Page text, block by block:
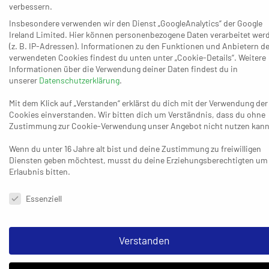
Aldekerk glatt mit 36:24 für sich entschied. Nun tritt die
Mannschaft des Trainergespanns Filip Lazarov/Alexander
Oelze als Zwölfter beim direkten Tabellen-Nachbarn Homburg
an (13.) und könnte hier durch einen weiteren Erfolg mit einer
gehen. Für Ratingen dürfte die Dreier-Serie in Homburg, am 13.
April gegen den TuS Dansenberg und am 19. April bei den
Panthern entscheidende Weichen stellen – in die eine oder in
die andere Richtung. Anschließend bekommt es Interaktiv
noch dreimal mit Konkurrenz aus der oberen Hälfte zu tun
Friesenheim-Hochdorf II. Derzeit sieht es in der Summe eher
Schicksal komplett in der eigenen Hand hat und eben nicht auf
fremde Hilfe angewiesen ist.
Der Longericher SC könnte als Sechster (24:22) im Grunde fast
verbessern.
Insbesondere verwenden wir den Dienst „GoogleAnalytics“ der Google
Ireland Limited. Hier können personenbezogene Daten verarbeitet
(z. B. IP-Adressen). Informationen zu den Funktionen und Anbietern
verwendeten Cookies findest du unten unter „Cookie-Details“. Weitere
Informationen über die Verwendung deiner Daten findest du in
unserer Datenschutzerklärung.
Mit dem Klick auf „Verstanden“ erklärst du dich mit der Verwendung der
Cookies einverstanden. Wir bitten dich um Verständnis, dass du ohne
Zustimmung zur Cookie-Verwendung unser Angebot nicht nutzen
Wenn du unter 16 Jahre alt bist und deine Zustimmung zu freiwilligen
Diensten geben möchtest, musst du deine Erziehungsberechtigten um
Erlaubnis bitten.
Datenschutzeinstellungen & Nutzungsbedingungen
Essenziell
Verstanden